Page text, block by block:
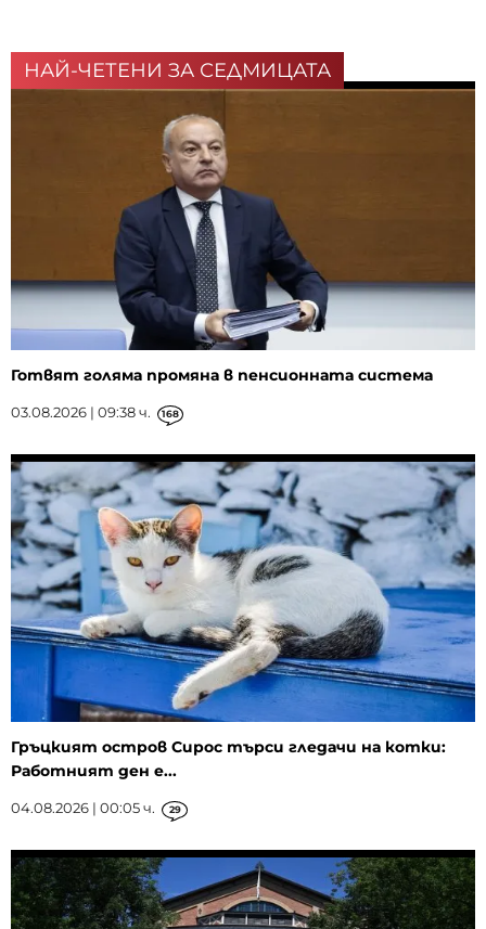
НАЙ-ЧЕТЕНИ ЗА СЕДМИЦАТА
Готвят голяма промяна в пенсионната система
03.08.2026 | 09:38 ч. 168
Гръцкият остров Сирос търси гледачи на котки:
Работният ден е...
04.08.2026 | 00:05 ч. 29